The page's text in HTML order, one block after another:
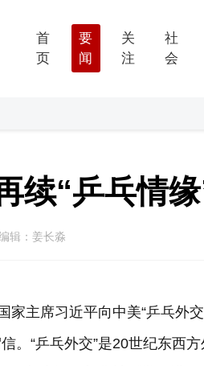
首
页
要
闻
关
注
社
会
续“乒乓情
辑：姜长淼
主席习近平向中美“乒乓外交
。“乒乓外交”是20世纪东西